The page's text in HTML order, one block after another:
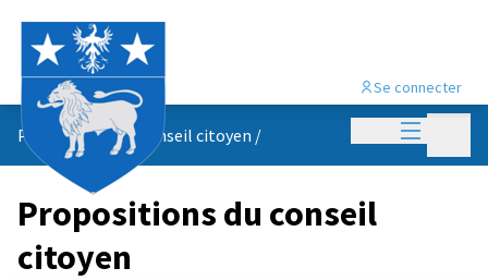
Menu
Se connecter
Propositions du conseil citoyen /
Propositions du conseil
citoyen